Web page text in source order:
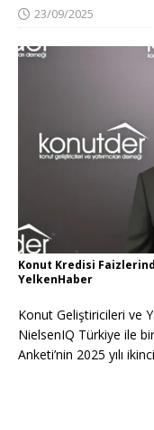
23/09/2025
Konut Kredisi
YelkenHaber
Konut Geliştiricileri ve
NielsenIQ Türkiye ile
Anketi’nin 2025 yılı